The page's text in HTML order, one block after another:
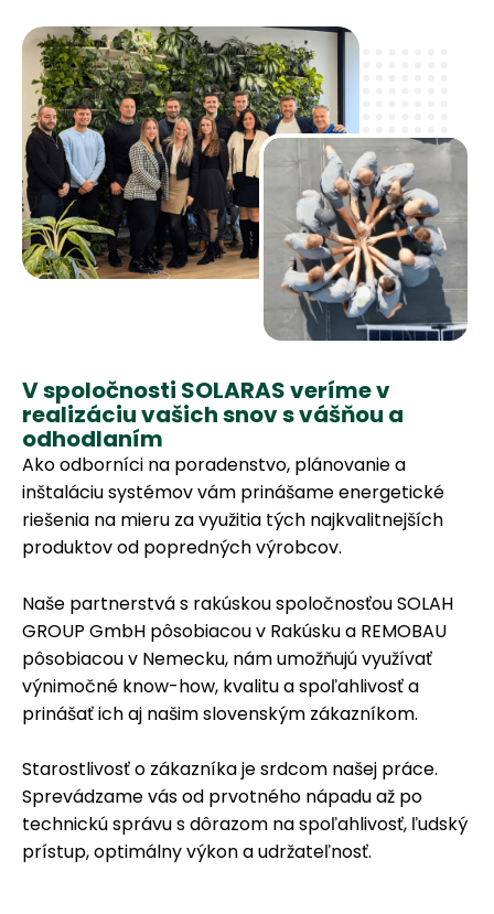
V spoločnosti SOLARAS veríme v
realizáciu vašich snov s vášňou a
odhodlaním
Ako odborníci na poradenstvo, plánovanie a
inštaláciusystémov vám prinášame energetické
riešenia na mieru za využitia tých najkvalitnejších
produktov od popredných výrobcov.
Naše partnerstvá s rakúskou spoločnosťou SOLAH
GROUP GmbH pôsobiacou v Rakúsku a REMOBAU
pôsobiacou v Nemecku, nám umožňujú využívať
výnimočné know-how, kvalitu a spoľahlivosť a
prinášať ich aj našim slovenským zákazníkom.
Starostlivosť o zákazníka je srdcom našej práce.
Sprevádzame vás od prvotného nápadu až po
technickú správu s dôrazom na spoľahlivosť, ľudský
prístup, optimálny výkon a udržateľnosť.